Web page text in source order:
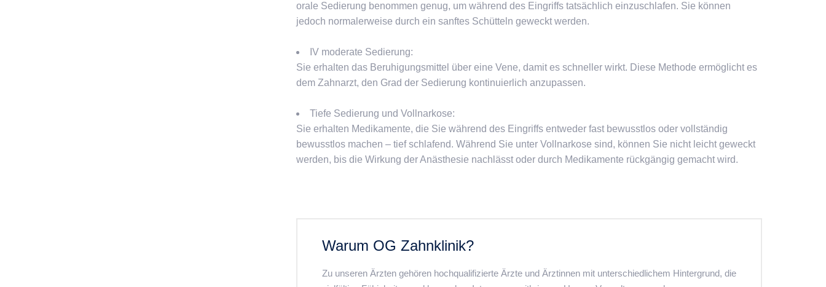
orale Sedierung benommen genug, um während des Eingriffs tatsächlich einzuschlafen. Sie können
jedoch normalerweise durch ein sanftes Schütteln geweckt werden.
IV moderate Sedierung:
Sie erhalten das Beruhigungsmittel über eine Vene, damit es schneller wirkt. Diese Methode ermöglicht es
dem Zahnarzt, den Grad der Sedierung kontinuierlich anzupassen.
Tiefe Sedierung und Vollnarkose:
Sie erhalten Medikamente, die Sie während des Eingriffs entweder fast bewusstlos oder vollständig
bewusstlos machen – tief schlafend. Während Sie unter Vollnarkose sind, können Sie nicht leicht geweckt
werden, bis die Wirkung der Anästhesie nachlässt oder durch Medikamente rückgängig gemacht wird.
Warum OG Zahnklinik?
Zu unseren Ärzten gehören hochqualifizierte Ärzte und Ärztinnen mit unterschiedlichem Hintergrund, die